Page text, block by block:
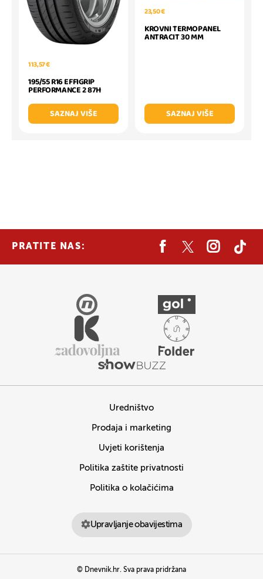
113,57 €
195/55 R16 EFFIGRIP
PERFORMANCE 2 87H
SAZNAJ VIŠE
23,50 €
KROVNI TERMOPANEL
ANTRACIT 30 MM
SAZNAJ VIŠE
PRATITE NAS:
Uredništvo
Prodaja i marketing
Uvjeti korištenja
Politika zaštite privatnosti
Politika o kolačićima
Upravljanje obavijestima
© Dnevnik.hr. Sva prava pridržana